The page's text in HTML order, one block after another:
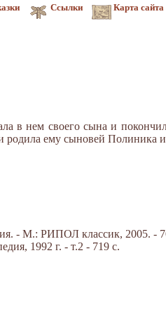
Ссылки Карта сайта
в нем своего сына и
родила ему сыновей Полиника
- М.: РИПОЛ классик, 2005. -
1992 г. - т.2 - 719 с.